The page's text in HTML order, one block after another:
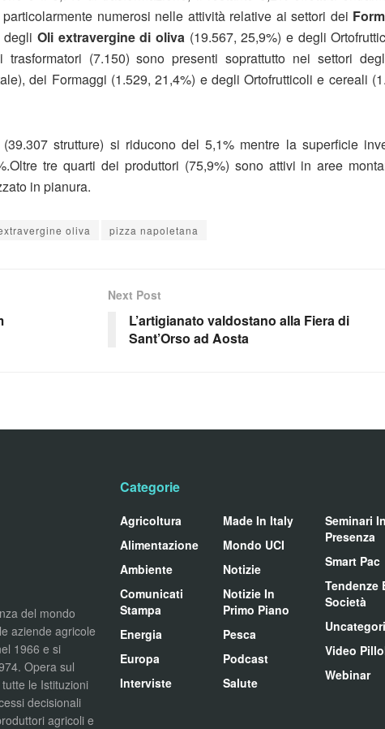
numerosi nelle attività relative ai settori dei
Oli extravergine di oliva(19.567, 25,9%) e degli
(7.150) sono presenti soprattutto nei settori
dei Formaggi (1.529, 21,4%) e degli Ortofrutticoli e cereali
strutture) si riducono del 5,1% mentre la superficie
tre quarti dei produttori (75,9%) sono attivi in aree
in pianura.
oliva pizza napoletana
Next Post
L’artigianato valdostano alla Fiera di
Sant’Orso ad Aosta
del mondo
aziende agricole
1966 e si
Opera sul
le Istituzioni
decisionali
agricoli e
Categorie
Agricoltura
Alimentazione
Ambiente
Comunicati
Stampa
Energia
Europa
Interviste
Made In Italy
Mondo UCI
Notizie
Notizie In
Primo Piano
Pesca
Podcast
Salute
Seminari In
Presenza
Smart Pac
Tendenze
Società
Video
Webinar